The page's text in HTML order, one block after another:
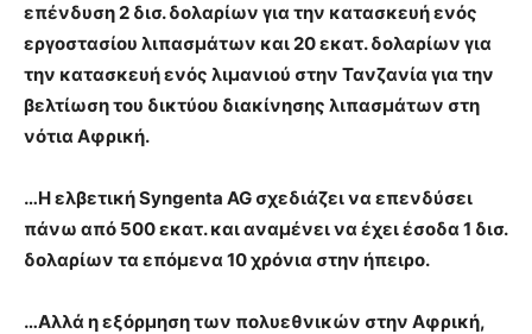
επένδυση 2 δισ. δολαρίων για την κατασκευή ενός
εργοστασίου λιπασμάτων και 20 εκατ. δολαρίων για
την κατασκευή ενός λιμανιού στην Τανζανία για την
βελτίωση του δικτύου διακίνησης λιπασμάτων στη
νότια Αφρική.
…Η ελβετική Syngenta AG σχεδιάζει να επενδύσει
πάνω από 500 εκατ. και αναμένει να έχει έσοδα 1 δισ.
δολαρίων τα επόμενα 10 χρόνια στην ήπειρο.
…Αλλά η εξόρμηση των πολυεθνικών στην Αφρική,